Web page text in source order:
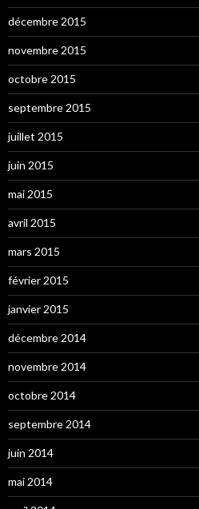
décembre 2015
novembre 2015
octobre 2015
septembre 2015
juillet 2015
juin 2015
mai 2015
avril 2015
mars 2015
février 2015
janvier 2015
décembre 2014
novembre 2014
octobre 2014
septembre 2014
juin 2014
mai 2014